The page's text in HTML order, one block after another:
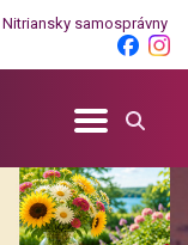
Nitriansky samosprávny